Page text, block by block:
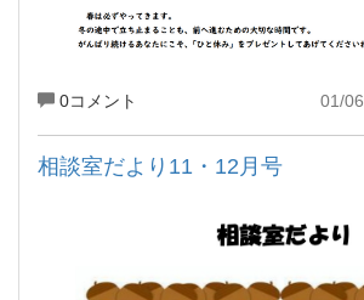
0コメント 01/06
相談室だより11・12月号